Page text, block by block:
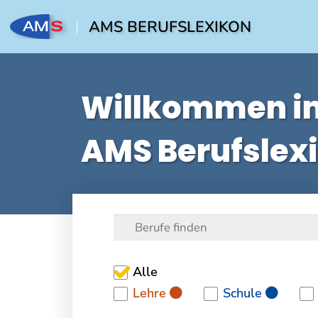
AMS BERUFSLEXIKON
Willkommen
AMS
Alle
Lehre
Schule